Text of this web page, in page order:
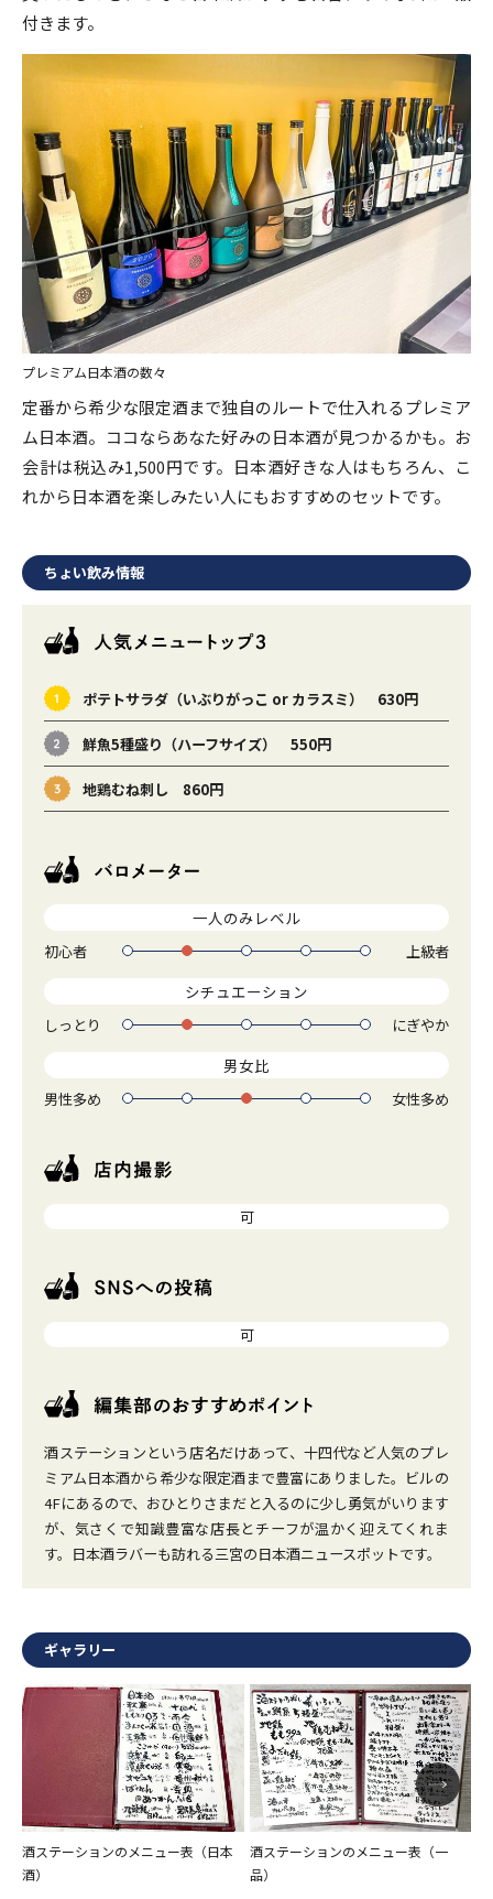
付きます。
プレミアム日本酒の数々
定番から希少な限定酒まで独自のルートで仕入れるプレミア
ム日本酒。ココならあなた好みの日本酒が見つかるかも。お
会計は税込み1,500円です。日本酒好きな人はもちろん、こ
れから日本酒を楽しみたい人にもおすすめのセットです。
ちょい飲み情報
ポテトサラダ（いぶりがっこ or カラスミ） 630円
鮮魚5種盛り（ハーフサイズ） 550円
地鶏むね刺し 860円
一人のみレベル
初心者 1 2 上級者
シチュエーション
しっとり 1 2 にぎやか
男女比
男性多め 1 2 女性多め
可
可
酒ステーションという店名だけあって、十四代など人気のプレ
ミアム日本酒から希少な限定酒まで豊富にありました。ビルの
4Fにあるので、おひとりさまだと入るのに少し勇気がいります
が、気さくで知識豊富な店長とチーフが温かく迎えてくれま
す。日本酒ラバーも訪れる三宮の日本酒ニュースポットです。
ギャラリー
酒ステーションのメニュー表（日本
酒）
酒ステーションのメニュー表（一
品）